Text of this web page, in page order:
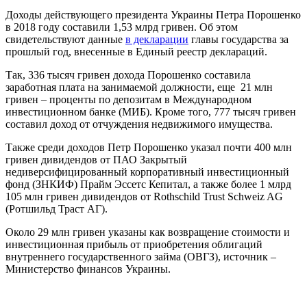
Доходы действующего президента Украины Петра Порошенко
в 2018 году составили 1,53 млрд гривен. Об этом
свидетельствуют данные в декларации главы государства за
прошлый год, внесенные в Единый реестр деклараций.
Так, 336 тысяч гривен дохода Порошенко составила
заработная плата на занимаемой должности, еще 21 млн
гривен – проценты по депозитам в Международном
инвестиционном банке (МИБ). Кроме того, 777 тысяч гривен
составил доход от отчуждения недвижимого имущества.
Также среди доходов Петр Порошенко указал почти 400 млн
гривен дивидендов от ПАО Закрытый
недиверсифицированный корпоративный инвестиционный
фонд (ЗНКИФ) Прайм Эссетс Кепитал, а также более 1 млрд
105 млн гривен дивидендов от Rothschild Trust Schweiz AG
(Ротшильд Траст АГ).
Около 29 млн гривен указаны как возвращение стоимости и
инвестиционная прибыль от приобретения облигаций
внутреннего государственного займа (ОВГЗ), источник –
Министерство финансов Украины.